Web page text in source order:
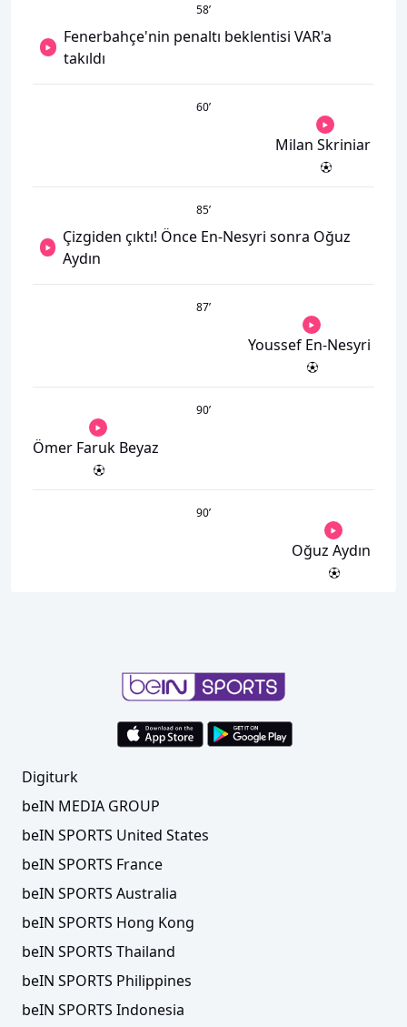
58’
Fenerbahçe'nin penaltı beklentisi VAR'a
takıldı
60’
Milan Skriniar
85’
Çizgiden çıktı! Önce En-Nesyri sonra Oğuz
Aydın
87’
Youssef En-Nesyri
90’
Ömer Faruk Beyaz
90’
Oğuz Aydın
Digiturk
beIN MEDIA GROUP
beIN SPORTS United States
beIN SPORTS France
beIN SPORTS Australia
beIN SPORTS Hong Kong
beIN SPORTS Thailand
beIN SPORTS Philippines
beIN SPORTS Indonesia